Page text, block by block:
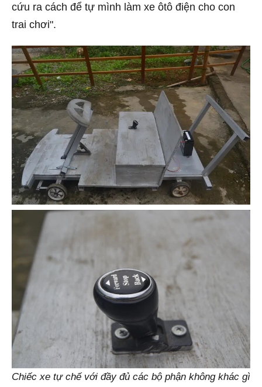
cứu ra cách để tự mình làm xe ôtô điện cho con
trai chơi".
Chiếc xe tự chế với đầy đủ các bộ phận không khác gì